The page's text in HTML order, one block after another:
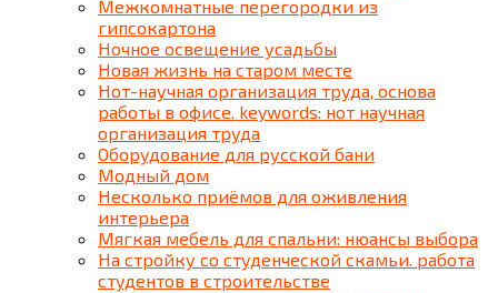
Межкомнатные перегородки из
гипсокартона
Ночное освещение усадьбы
Новая жизнь на старом месте
Нот-научная организация труда, основа
работы в офисе. keywords: нот научная
организация труда
Оборудование для русской бани
Модный дом
Несколько приёмов для оживления
интерьера
Мягкая мебель для спальни: нюансы выбора
На стройку со студенческой скамьи. работа
студентов в строительстве